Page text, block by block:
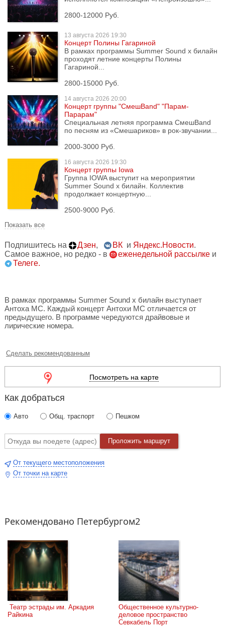
2800-12000 Руб.
13 августа 2026 19:30
Концерт Полины Гагариной
В рамках программы Summer Sound x билайн
проходят летние концерты Полины
Гагариной...
2800-15000 Руб.
14 августа 2026 20:00
Концерт группы "СмешBand" "Парам-
Парарам"
Специальная летняя программа СмешBand
по песням из «Смешариков» в рок-звучании...
2000-3000 Руб.
16 августа 2026 19:30
Концерт группы Iowa
Группа IOWA выступит на мероприятии
Summer Sound x билайн. Коллектив
продолжает концертную...
2500-9000 Руб.
Показать все
Подпишитесь на Дзен, ВК и Яндекс.Новости.
Самое важное, но редко - в
еженедельной рассылке и
Телеге.
В рамках программы Summer Sound x билайн выступает
Антоха МС. Каждый концерт Антохи МС отличается от
предыдущего. В программе чередуются драйвовые и
лирические номера.
Сделать рекомендованным
Посмотреть на карте
Как добраться
Авто Общ. траспорт Пешком
Проложить маршрут
От текущего местоположения
От точки на карте
Рекомендовано Петербургом2
Райкина
Общественное культурно-
деловое пространство
Севкабель Порт